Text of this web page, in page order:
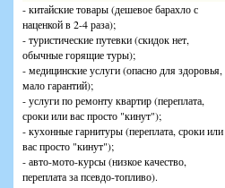
- китайские товары (дешевое барахло с
наценкой в 2-4 раза);
- туристические путевки (скидок нет,
обычные горящие туры);
- медицинские услуги (опасно для здоровья,
мало гарантий);
- услуги по ремонту квартир (переплата,
сроки или вас просто "кинут");
- кухонные гарнитуры (переплата, сроки или
вас просто "кинут");
- авто-мото-курсы (низкое качество,
переплата за псевдо-топливо).